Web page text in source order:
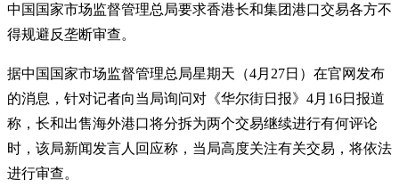
中国国家市场监督管理总局要求香港长和集团港口交易各方不
得规避反垄断审查。
据中国国家市场监督管理总局星期天（4月27日）在官网发布
的消息，针对记者向当局询问对《华尔街日报》4月16日报道
称，长和出售海外港口将分拆为两个交易继续进行有何评论
时，该局新闻发言人回应称，当局高度关注有关交易，将依法
进行审查。